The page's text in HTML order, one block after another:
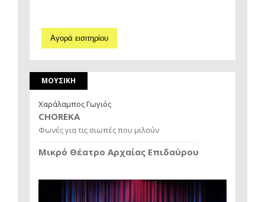
Αγορά εισιτηρίου
ΜΟΥΣΙΚΗ
Χαράλαμπος Γωγιός
CHOREKA
Φωνές για τις σιωπές που μιλούν
Μικρό Θέατρο Αρχαίας Επιδαύρου